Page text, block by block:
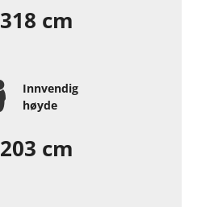
318 cm
Innvendig
høyde
203 cm